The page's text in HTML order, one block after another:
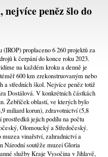
peněz šlo do
proplaceno 6 260 projektů za
k čerpání do konce roku 2023.
na každém kroku a denně je
600 km zrekonstruovaným nebo
a středních škol. Nejvíce peněz totiž
Dostálová. V konkrétních částkách
Žebříček oblastí, ve kterých bylo
miliard korun), zdravotnictví (5,8
jejich podílu na počtu
Olomoucký a Středočeský.
vinařství, zahradnictví a
Národní soutěže muzeí Gloria
služby Kraje Vysočina v Jihlavě,